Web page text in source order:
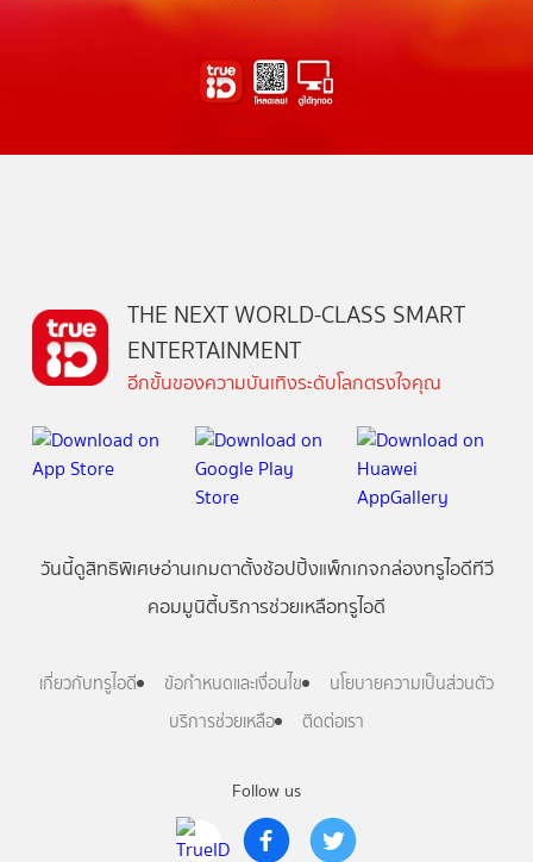
Follow us
THE NEXT WORLD-CLASS SMART
ENTERTAINMENT
อีกขั้นของความบันเทิงระดับโลกตรงใจคุณ
วันนี้ดูสิทธิพิเศษอ่านเกมตาตั้งช้อปปิ้งแพ็กเกจกล่องทรูไอดีทีวี
คอมมูนิตี้บริการช่วยเหลือทรูไอดี
เกี่ยวกับทรูไอดี ข้อกำหนดและเงื่อนไข
นโยบายความเป็นส่วนตัว
บริการช่วยเหลือ
ติดต่อเรา